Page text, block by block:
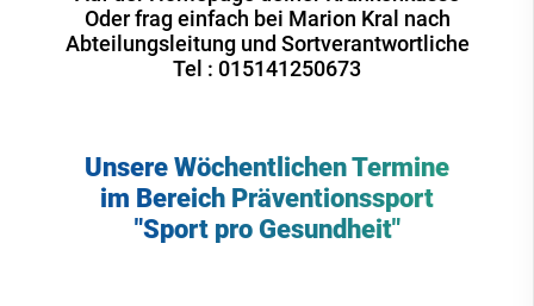
Oder frag einfach bei Marion Kral nach
Abteilungsleitung und Sortverantwortliche
Tel : 015141250673
Unsere Wöchentlichen Termine
im Bereich Präventionssport
"Sport pro Gesundheit"